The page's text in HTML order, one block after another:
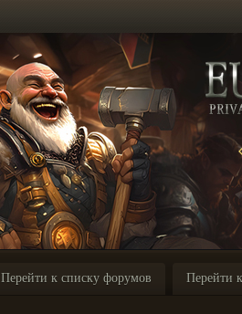
Перейти к списку форумов Перейти